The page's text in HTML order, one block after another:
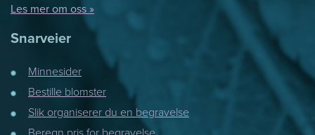
Les mer om oss »
Snarveier
Minnesider
Bestille blomster
Slik organiserer du en begravelse